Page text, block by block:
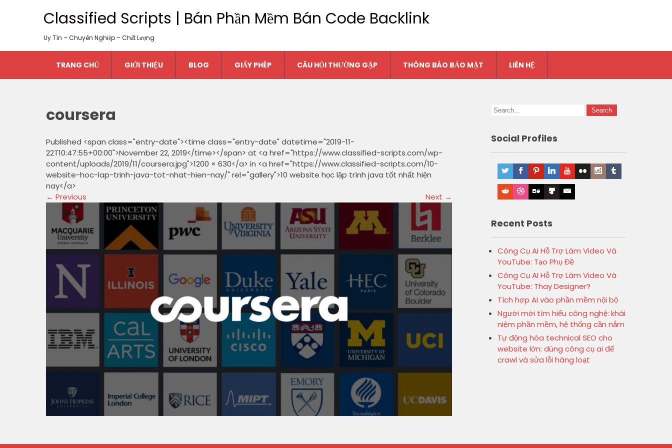
Classified Scripts | Bán Phần Mềm Bán Code Backlink
Uy Tín – Chuyên Nghiệp – Chất Lượng
TRANG CHỦ GIỚI THIỆU BLOG GIẤY PHÉP CÂU HỎI THƯỜNG GẶP THÔNG BÁO BẢO MẬT LIÊN HỆ
coursera
Published <span class="entry-date"><time class="entry-date" datetime="2019-11-
22T10:47:55+00:00">November 22, 2019</time></span> at <a href="https://www.classified-scripts.com/wp-
content/uploads/2019/11/coursera.jpg">1200 × 630</a> in <a href="https://www.classified-scripts.com/10-
website-hoc-lap-trinh-java-tot-nhat-hien-nay/" rel="gallery">10 website học lập trình java tốt nhất hiện
nay</a>
← Previous Next →
Social Profiles
Recent Posts
Công Cụ AI Hỗ Trợ Làm Video Và
YouTube: Tạo Phụ Đề
Công Cụ AI Hỗ Trợ Làm Video Và
YouTube: Thay Designer?
Tích hợp AI vào phần mềm nội bộ
Người mới tìm hiểu công nghệ: khái
niệm phần mềm, hệ thống cần nắm
Tự động hóa technical SEO cho
website lớn: dùng công cụ ai để
crawl và sửa lỗi hàng loạt